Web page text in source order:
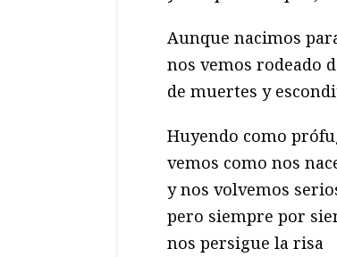
Aunque nacimos
nos vemos rodeado
de muertes y
Huyendo como
vemos como nos
y nos volvemos
pero siempre por
nos persigue la risa